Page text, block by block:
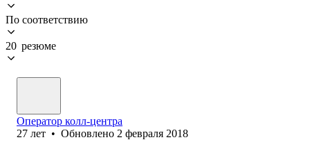
По соответствию
20 резюме
Оператор колл-центра
27 лет • Обновлено 2 февраля 2018